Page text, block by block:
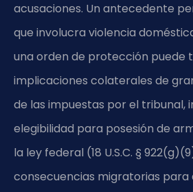
acusaciones. Un antecedente
que involucra violencia
una orden de protección puede
implicaciones colaterales de
de las impuestas por el tribunal,
elegibilidad para posesión de
la ley federal (18 U.S.C. §
consecuencias migratorias para